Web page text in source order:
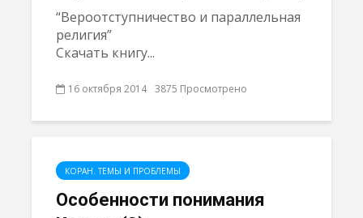
“Вероотступничество и параллельная
религия”
Скачать книгу...
16 октября 2014 3875 Просмотрено
КОРАН. ТЕМЫ И ПРОБЛЕМЫ
Особенности понимания